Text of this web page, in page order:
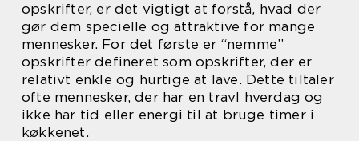
opskrifter, er det vigtigt at forstå, hvad der
gør dem specielle og attraktive for mange
mennesker. For det første er “nemme”
opskrifter defineret som opskrifter, der er
relativt enkle og hurtige at lave. Dette tiltaler
ofte mennesker, der har en travl hverdag og
ikke har tid eller energi til at bruge timer i
køkkenet.